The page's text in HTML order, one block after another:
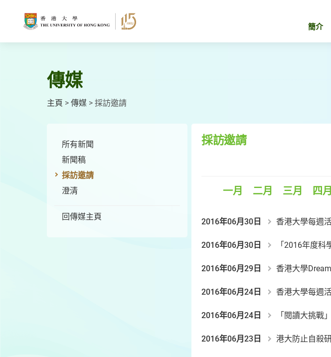
簡介
傳媒
主頁 > 傳媒 > 採訪邀請
所有新聞
新聞稿
採訪邀請
澄清
回傳媒主頁
採訪邀請
一月 二月 三月 四月
2016年06月30日 香港大學每週
2016年06月30日 「2016年度科
2016年06月29日 香港大學
2016年06月24日 香港大學每週
2016年06月24日 「閱讀大挑戰
2016年06月23日 港大防止自殺